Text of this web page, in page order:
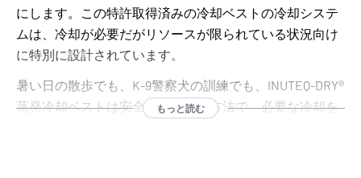
もっと読む
にします。この特許取得済みの冷却ベストの冷却システ
ムは、冷却が必要だがリソースが限られている状況向け
に特別に設計されています。
暑い日の散歩でも、K-9警察犬の訓練でも、INUTEQ-DRY®
蒸発冷却ベストは安全で効率的な方法で、必要な冷却を